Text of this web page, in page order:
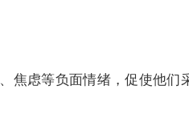
焦虑等负面情绪，促使他们